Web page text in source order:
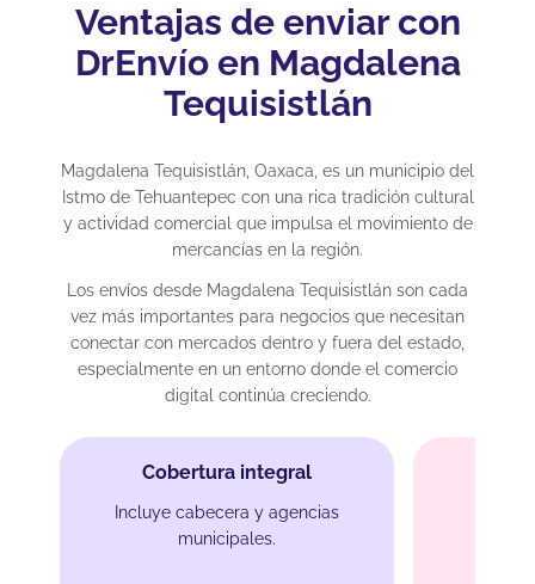
Ventajas de enviar con
DrEnvío en Magdalena
Tequisistlán
Magdalena Tequisistlán, Oaxaca, es un municipio del
Istmo de Tehuantepec con una rica tradición cultural
y actividad comercial que impulsa el movimiento de
mercancías en la región.
Los envíos desde Magdalena Tequisistlán son cada
vez más importantes para negocios que necesitan
conectar con mercados dentro y fuera del estado,
especialmente en un entorno donde el comercio
digital continúa creciendo.
Cobertura integral
Incluye cabecera y agencias
municipales.